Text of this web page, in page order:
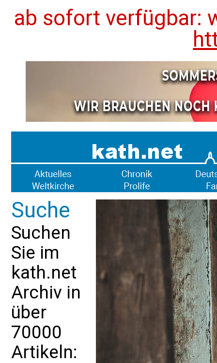
ab sofort verfügbar:
Suche
Suchen
Sie im
kath.net
Archiv in
über
70000
Artikeln: